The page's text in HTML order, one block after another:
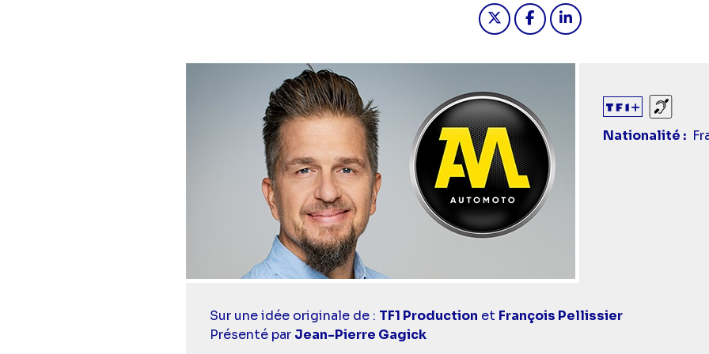
Partager "2025-05-25 10:05
Partager "2025-05-25
Sourds
Nationalité
Casting
simba
Sur une idée originale de : TF1 Production et François Pellissier
Présenté par Jean-Pierre Gagick